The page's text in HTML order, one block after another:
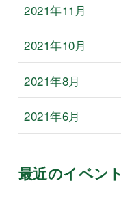
2021年11月
2021年10月
2021年8月
2021年6月
最近のイベント